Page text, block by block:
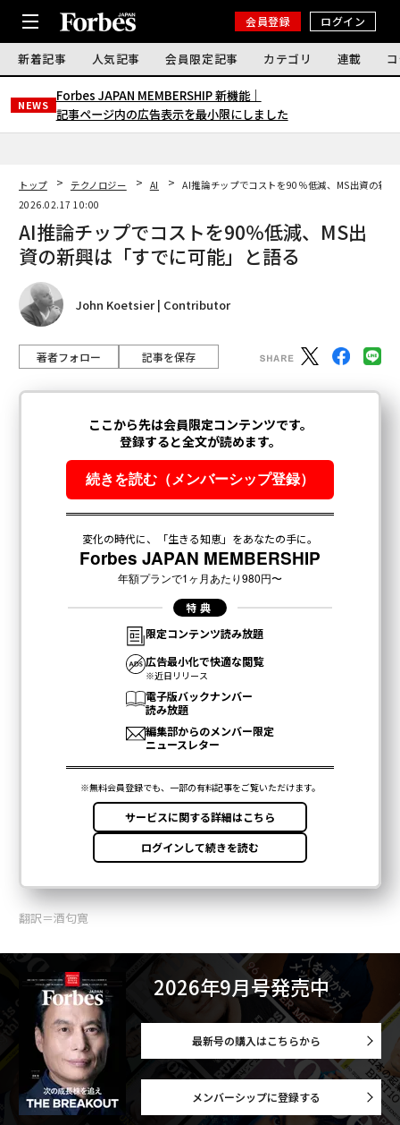
会員登録 ログイン
新着記事 人気記事 会員限定記事 カテゴリ 連載
NEWS
Forbes JAPAN MEMBERSHIP 新機能｜
記事ページ内の広告表示を最小限にしました
トップ テクノロジー AI
AI推論チップでコストを90％低減、MS出資の新
2026.02.17 10:00
AI推論チップでコストを90％低減、MS出
資の新興は「すでに可能」と語る
John Koetsier | Contributor
著者フォロー 記事を保存
翻訳＝酒匂寛
2026年9月号発売中
最新号の購入はこちらから
メンバーシップに登録する